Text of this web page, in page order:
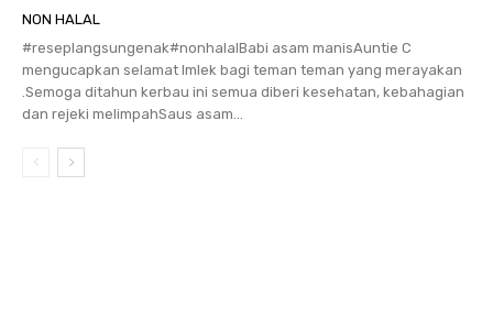
NON HALAL
#reseplangsungenak#nonhalalBabi asam manisAuntie C
mengucapkan selamat Imlek bagi teman teman yang merayakan
.Semoga ditahun kerbau ini semua diberi kesehatan, kebahagian
dan rejeki melimpahSaus asam...